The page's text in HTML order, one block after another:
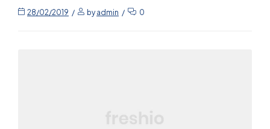
28/02/2019 byadmin 0